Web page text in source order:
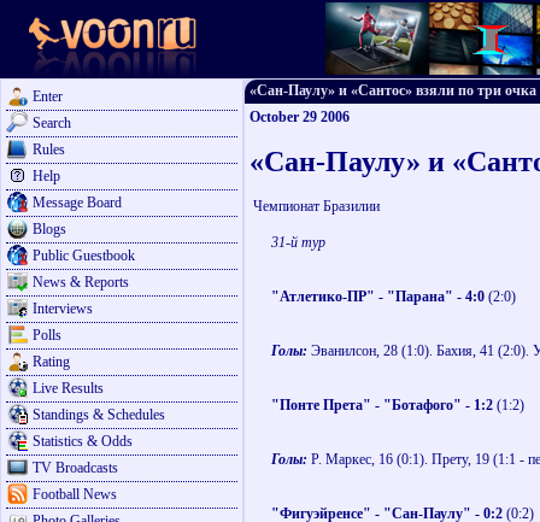
Enter
Search
Rules
Help
Message Board
Blogs
Public Guestbook
News & Reports
Interviews
Polls
Rating
Live Results
Standings & Schedules
Statistics & Odds
TV Broadcasts
Football News
«Сан-Паулу» и «Сантос» взяли по три очка
October 29 2006
«Сан-Паулу» и
Чемпионат Бразилии
31-й тур
"Атлетико-ПР" - "Парана" - 4:0 (2:0)
Голы: Эванилсон, 28 (1:0). Бахия, 41 (2:0).
"Понте Прета" - "Ботафого" - 1:2 (1:2)
Голы: Р. Маркес, 16 (0:1). Прету, 19 (1:1 -
"Фигуэйренсе" - "Сан-Паулу" - 0:2 (0:2)